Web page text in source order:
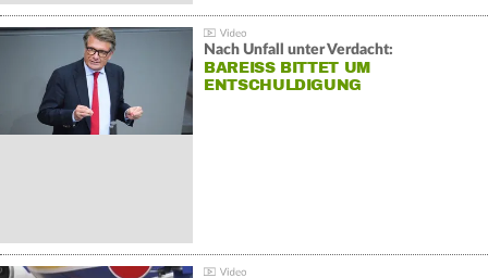
Nach Unfall unter Verdacht:
BAREISS BITTET UM E
NTSCHULDIGUNG